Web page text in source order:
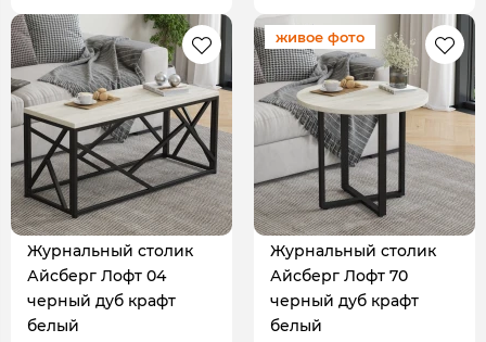
Журнальный столик
Айсберг Лофт 04
черный дуб крафт
белый
живое фото
Журнальный столик
Айсберг Лофт 70
черный дуб крафт
белый